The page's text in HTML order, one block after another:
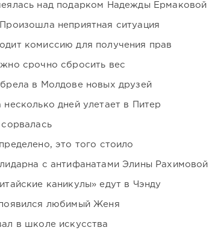
над подарком Надежды Ермаковой
неприятная ситуация
комиссию для получения прав
срочно сбросить вес
в Молдове новых друзей
дней улетает в Питер
это того стоило
с антифанатами Элины Рахимовой
каникулы» едут в Чэнду
любимый Женя
в школе искусства